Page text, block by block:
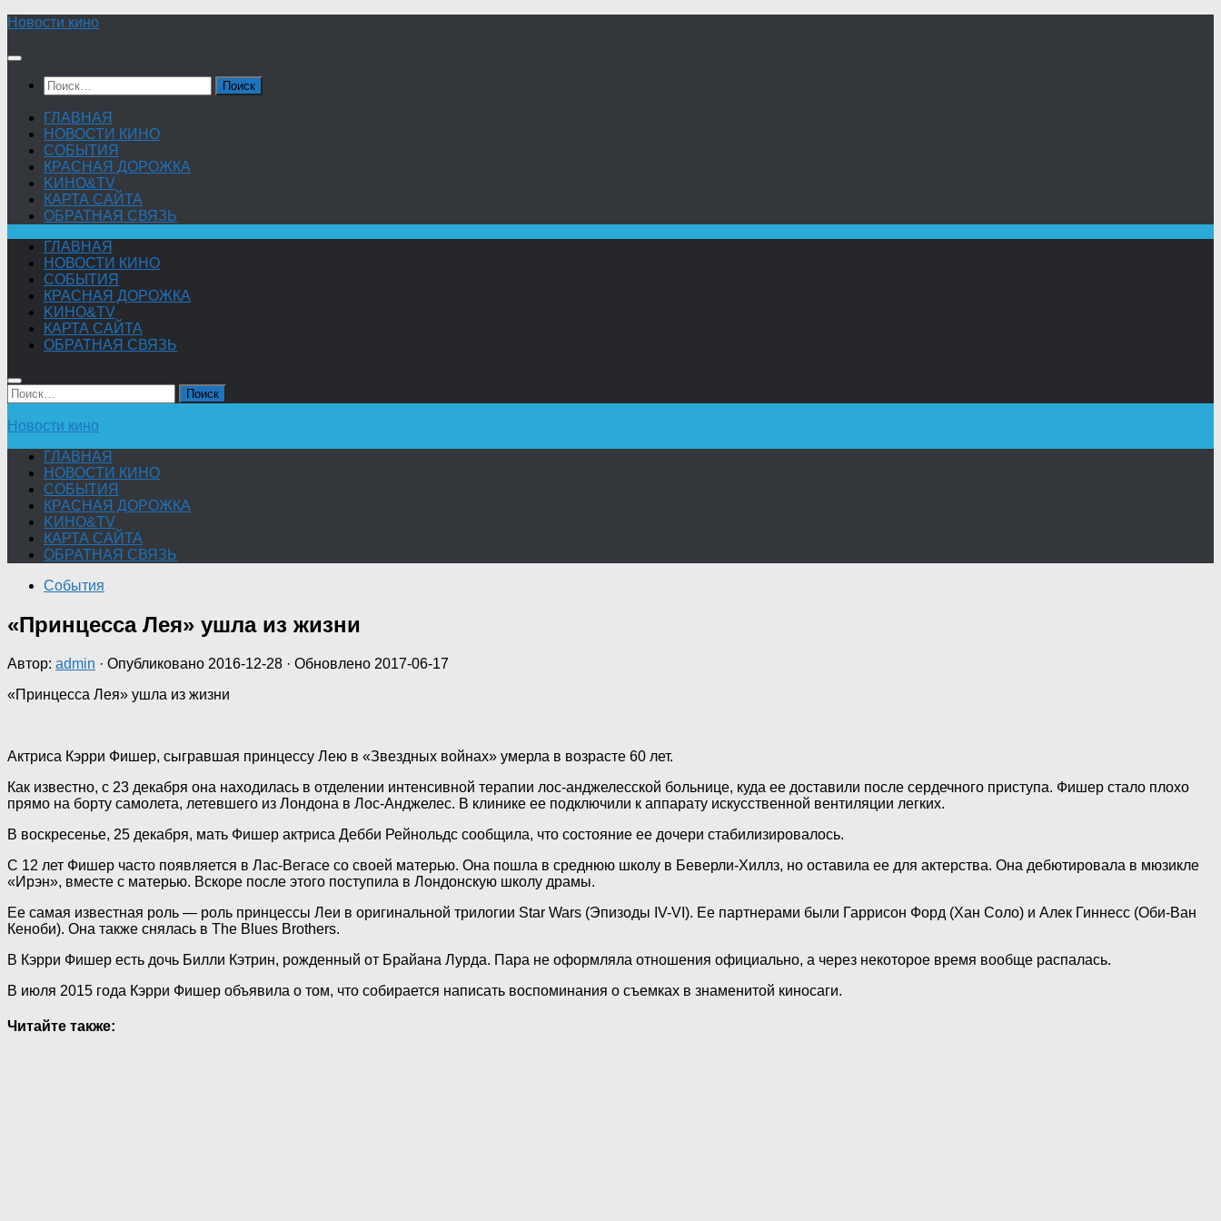
Skip
content
Новости кино
Найти:
ГЛАВНАЯ
НОВОСТИ КИНО
СОБЫТИЯ
КРАСНАЯ ДОРОЖКА
KИНО&TV
КАРТА САЙТА
ОБРАТНАЯ СВЯЗЬ
ГЛАВНАЯ
НОВОСТИ КИНО
СОБЫТИЯ
КРАСНАЯ ДОРОЖКА
KИНО&TV
КАРТА САЙТА
ОБРАТНАЯ СВЯЗЬ
Найти:
Новости кино
ГЛАВНАЯ
НОВОСТИ КИНО
СОБЫТИЯ
КРАСНАЯ ДОРОЖКА
KИНО&TV
КАРТА САЙТА
ОБРАТНАЯ СВЯЗЬ
События
«Принцесса Лея» ушла из жизни
Автор: admin · Опубликовано 2016-12-28 · Обновлено 2017-06-17
«Принцесса Лея» ушла из жизни
Актриса Кэрри Фишер, сыгравшая принцессу Лею в «Звездных войнах» умерла в возрасте 60 лет.
Как известно, с 23 декабря она находилась в отделении интенсивной терапии лос-анджелесской больнице, куда ее доставили после сердечного приступа. Фишер стало плохо
прямо на борту самолета, летевшего из Лондона в Лос-Анджелес. В клинике ее подключили к аппарату искусственной вентиляции легких.
В воскресенье, 25 декабря, мать Фишер актриса Дебби Рейнольдс сообщила, что состояние ее дочери стабилизировалось.
С 12 лет Фишер часто появляется в Лас-Вегасе со своей матерью. Она пошла в среднюю школу в Беверли-Хиллз, но оставила ее для актерства. Она дебютировала в мюзикле
«Ирэн», вместе с матерью. Вскоре после этого поступила в Лондонскую школу драмы.
Ее самая известная роль — роль принцессы Леи в оригинальной трилогии Star Wars (Эпизоды IV-VI). Ее партнерами были Гаррисон Форд (Хан Соло) и Алек Гиннесс (Оби-Ван
Кеноби). Она также снялась в The Blues Brothers.
В Кэрри Фишер есть дочь Билли Кэтрин, рожденный от Брайана Лурда. Пара не оформляла отношения официально, а через некоторое время вообще распалась.
В июля 2015 года Кэрри Фишер объявила о том, что собирается написать воспоминания о съемках в знаменитой киносаги.
Читайте также: